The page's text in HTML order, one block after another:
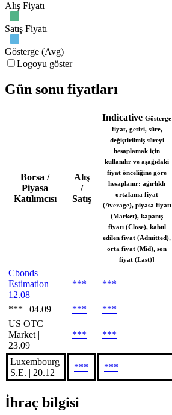
Alış Fiyatı
Satış Fiyatı
Gösterge (Avg)
Logoyu göster
Gün sonu fiyatları
Borsa /
Piyasa
Katılımcısı
Alış
/
Satış
Indicative Gösterge
fiyat, getiri, süre,
değiştirilmiş süreyi
hesaplamak için
kullanılır ve aşağıdaki
fiyat önceliğine göre
hesaplanır: ağırlıklı
ortalama fiyat
(Average), piyasa fiyatı
(Market), kapanış
fiyatı (Close), kabul
edilen fiyat (Admitted),
orta fiyat (Mid), son
fiyat (Last)]
Cbonds
Estimation |
12.08
*** ***
*** | 04.09 ***
***
US OTC
Market |
23.09
*** ***
Luxembourg
S.E. | 20.12
*** ***
İhraç bilgisi